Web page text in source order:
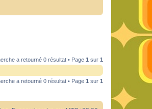
a retourné 0 résultat • Page 1 sur 1
a retourné 0 résultat • Page 1 sur 1